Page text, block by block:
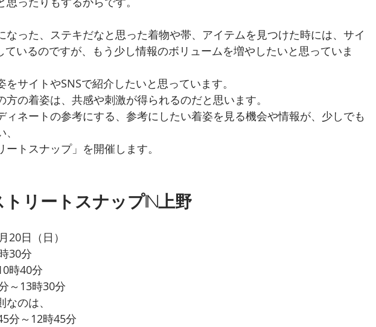
なった、ステキだなと思った着物や帯、アイテムを見つけた時には、サイ
ているのですが、もう少し情報のボリュームを増やしたいと思っていま
サイトやSNSで紹介したいと思っています。
方の着姿は、共感や刺激が得られるのだと思います。
ィネートの参考にする、参考にしたい着姿を見る機会や情報が、少しでも
ートスナップ」を開催します。
トリートスナップin上野
20日（日）
30分
40分
13時30分
のは、
～12時45分